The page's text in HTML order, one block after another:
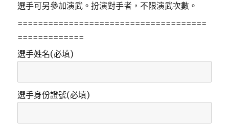
選手可另參加演武。扮演對手者，不限演武次數。
=====================================
=============
選手姓名(必填)
選手身份證號(必填)